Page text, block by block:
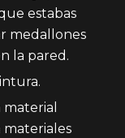
estabas
medallones
la pared.
materiales